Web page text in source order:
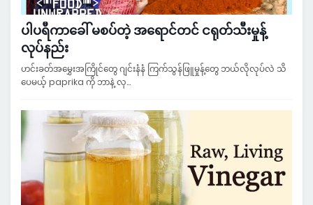
ပါပရီကာခေါ် မစပ်တဲ့ အရောင်တင် ငရုတ်သီးမှုန့်
လုပ်နည်း
ဟင်းခတ်အမွှေးအကြိုင်တွေ ဂျင်းနံနံ ကြက်သွန်ဖြူမှုန့်တွေ ဘယ်လိုလုပ်လဲ သိ
ပေမယ့် paprika ကို ဘာနဲ့ လု…